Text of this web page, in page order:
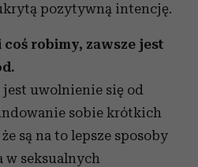
pozytywną intencję.
robimy, zawsze jest
jest uwolnienie się od
sobie krótkich
są na to lepsze sposoby
w seksualnych